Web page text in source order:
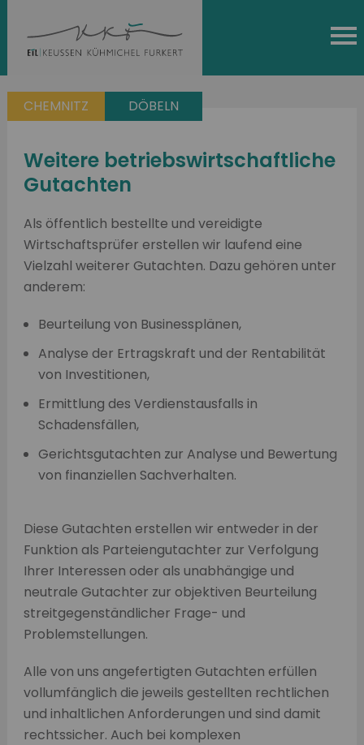
CHEMNITZ DÖBELN
Weitere betriebswirtschaftliche
Gutachten
Als öffentlich bestellte und vereidigte
Wirtschaftsprüfer erstellen wir laufend eine
Vielzahl weiterer Gutachten. Dazu gehören unter
anderem:
Beurteilung von Businessplänen,
Analyse der Ertragskraft und der Rentabilität
von Investitionen,
Ermittlung des Verdienstausfalls in
Schadensfällen,
Gerichtsgutachten zur Analyse und Bewertung
von finanziellen Sachverhalten.
Diese Gutachten erstellen wir entweder in der
Funktion als Parteiengutachter zur Verfolgung
Ihrer Interessen oder als unabhängige und
neutrale Gutachter zur objektiven Beurteilung
streitgegenständlicher Frage- und
Problemstellungen.
Alle von uns angefertigten Gutachten erfüllen
vollumfänglich die jeweils gestellten rechtlichen
und inhaltlichen Anforderungen und sind damit
rechtssicher. Auch bei komplexen